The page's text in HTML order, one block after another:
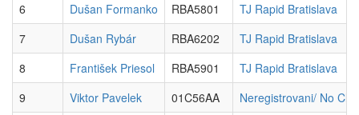
6
Dušan Formanko RBA5801
TJ Rapid Bratislava
7
Dušan Rybár RBA6202
TJ Rapid Bratislava
8
František Priesol RBA5901
TJ Rapid Bratislava
9
Viktor Pavelek 01C56AA
Neregistrovani/ No